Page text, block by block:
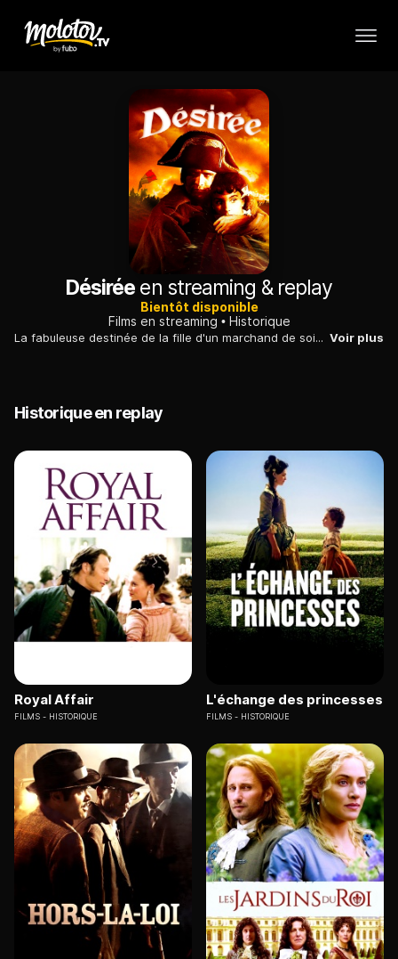
Désirée en streaming & replay
Bientôt disponible
Films en streaming
Historique
La fabuleuse destinée de la fille d'un marchand de soie dont Napoléon Bonaparte s'était épris alors qu'il n'était encore qu'un pauvre officier. Voir plus
Historique en replay
Royal Affair
FILMS HISTORIQUE
L'échange des princesses
FILMS HISTORIQUE